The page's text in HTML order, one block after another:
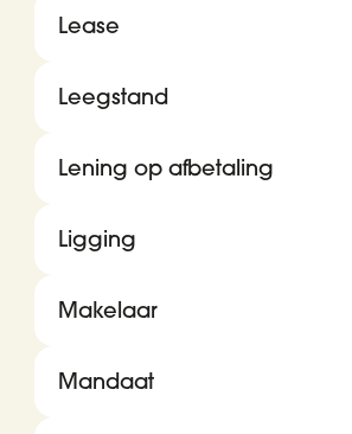
Lease
Leegstand
Lening op afbetaling
Ligging
Makelaar
Mandaat